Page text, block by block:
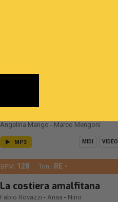
Angelina Mango - Marco Mengoni
MP3 MIDI VIDEO
BPM: 128 Ton.: RE -
La costiera amalfitana
Fabio Rovazzi - Arisa - Nino